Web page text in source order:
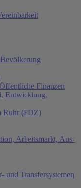
Finanzen
Entwicklung,
Ruhr (FDZ)
Arbeitsmarkt, Aus-
und Transfersystemen